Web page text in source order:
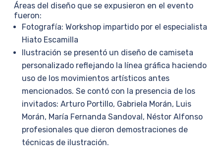
Áreas del diseño que se expusieron en el evento
fueron:
Fotografía: Workshop impartido por el especialista
Hiato Escamilla
Ilustración se presentó un diseño de camiseta
personalizado reflejando la línea gráfica haciendo
uso de los movimientos artísticos antes
mencionados. Se contó con la presencia de los
invitados: Arturo Portillo, Gabriela Morán, Luis
Morán, María Fernanda Sandoval, Néstor Alfonso
profesionales que dieron demostraciones de
técnicas de ilustración.